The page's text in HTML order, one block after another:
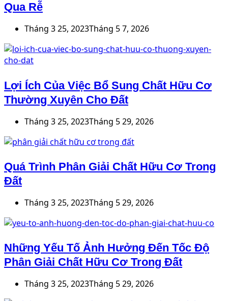
Qua Rễ
Tháng 3 25, 2023Tháng 5 7, 2026
Lợi Ích Của Việc Bổ Sung Chất Hữu Cơ
Thường Xuyên Cho Đất
Tháng 3 25, 2023Tháng 5 29, 2026
Quá Trình Phân Giải Chất Hữu Cơ Trong
Đất
Tháng 3 25, 2023Tháng 5 29, 2026
Những Yếu Tố Ảnh Hưởng Đến Tốc Độ
Phân Giải Chất Hữu Cơ Trong Đất
Tháng 3 25, 2023Tháng 5 29, 2026